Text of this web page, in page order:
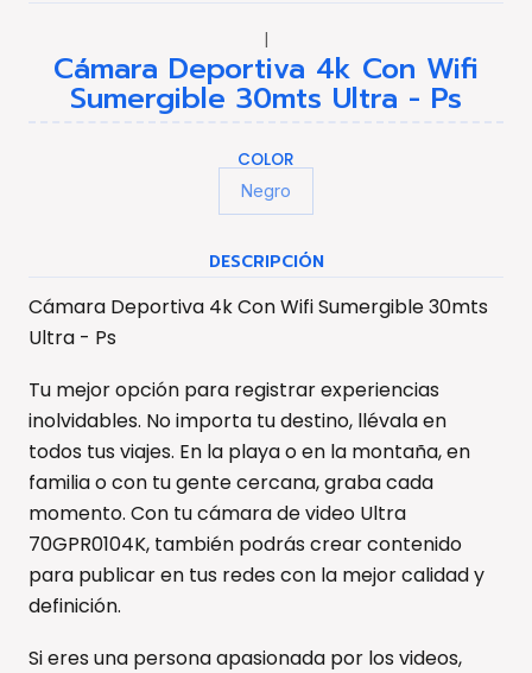
|
Cámara Deportiva 4k Con Wifi
Sumergible 30mts Ultra - Ps
COLOR
Negro
DESCRIPCIÓN
Cámara Deportiva 4k Con Wifi Sumergible 30mts
Ultra - Ps
Tu mejor opción para registrar experiencias
inolvidables. No importa tu destino, llévala en
todos tus viajes. En la playa o en la montaña, en
familia o con tu gente cercana, graba cada
momento. Con tu cámara de video Ultra
70GPR0104K, también podrás crear contenido
para publicar en tus redes con la mejor calidad y
definición.
Si eres una persona apasionada por los videos,